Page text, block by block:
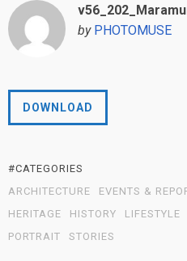
by PHOTOMUSE
DOWNLOAD
#CATEGORIES
ARCHITECTURE
EVENTS &
HERITAGE
HISTORY LIFESTYLE
PORTRAIT
STORIES